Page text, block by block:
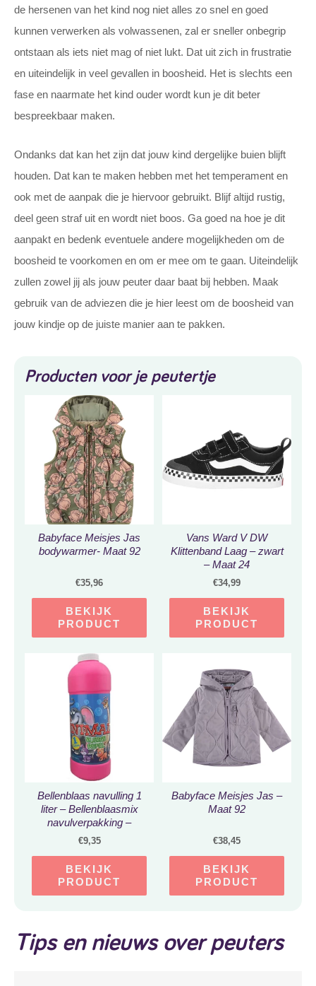
de hersenen van het kind nog niet alles zo snel en goed
kunnen verwerken als volwassenen, zal er sneller onbegrip
ontstaan als iets niet mag of niet lukt. Dat uit zich in frustratie
en uiteindelijk in veel gevallen in boosheid. Het is slechts een
fase en naarmate het kind ouder wordt kun je dit beter
bespreekbaar maken.
Ondanks dat kan het zijn dat jouw kind dergelijke buien blijft
houden. Dat kan te maken hebben met het temperament en
ook met de aanpak die je hiervoor gebruikt. Blijf altijd rustig,
deel geen straf uit en wordt niet boos. Ga goed na hoe je dit
aanpakt en bedenk eventuele andere mogelijkheden om de
boosheid te voorkomen en om er mee om te gaan. Uiteindelijk
zullen zowel jij als jouw peuter daar baat bij hebben. Maak
gebruik van de adviezen die je hier leest om de boosheid van
jouw kindje op de juiste manier aan te pakken.
Producten voor je peutertje
Babyface Meisjes Jas
bodywarmer- Maat 92
€35,96
BEKIJK
PRODUCT
Vans Ward V DW
Klittenband Laag – zwart
– Maat 24
€34,99
BEKIJK
PRODUCT
Bellenblaas navulling 1
liter – Bellenblaasmix
navulverpakking –
Bellenblazen vullen
Bellenblaassop –
Kinderspeelgoed
€9,35
BEKIJK
PRODUCT
Babyface Meisjes Jas –
Maat 92
€38,45
BEKIJK
PRODUCT
Tips en nieuws over peuters